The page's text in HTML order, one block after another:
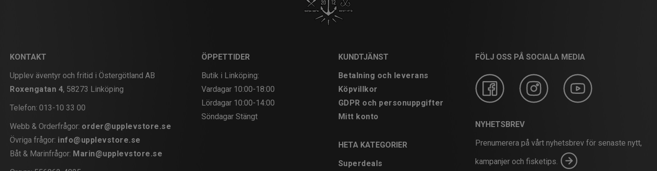
KONTAKT
Upplev äventyr och fritid i Östergötland AB
Roxengatan 4, 58273 Linköping
Telefon: 013-10 33 00
Webb & Orderfrågor: order@upplevstore.se
Övriga frågor: info@upplevstore.se
Båt & Marinfrågor: Marin@upplevstore.se
ÖPPETTIDER
Butik i Linköping:
Vardagar 10:00-18:00
Lördagar 10:00-14:00
Söndagar Stängt
KUNDTJÄNST
Betalning och leverans
Köpvillkor
GDPR och personuppgifter
Mitt konto
HETA KATEGORIER
Superdeals
FÖLJ OSS PÅ SOCIALA MEDIA
NYHETSBREV
Prenumerera på vårt nyhetsbrev för senaste nytt,
kampanjer och fisketips.